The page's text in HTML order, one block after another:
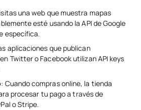
una web que muestra mapas
esté usando la API de Google
específica.
aplicaciones que publican
Twitter o Facebook utilizan API keys
: Cuando compras online, la tienda
procesar tu pago a través de
o Stripe.